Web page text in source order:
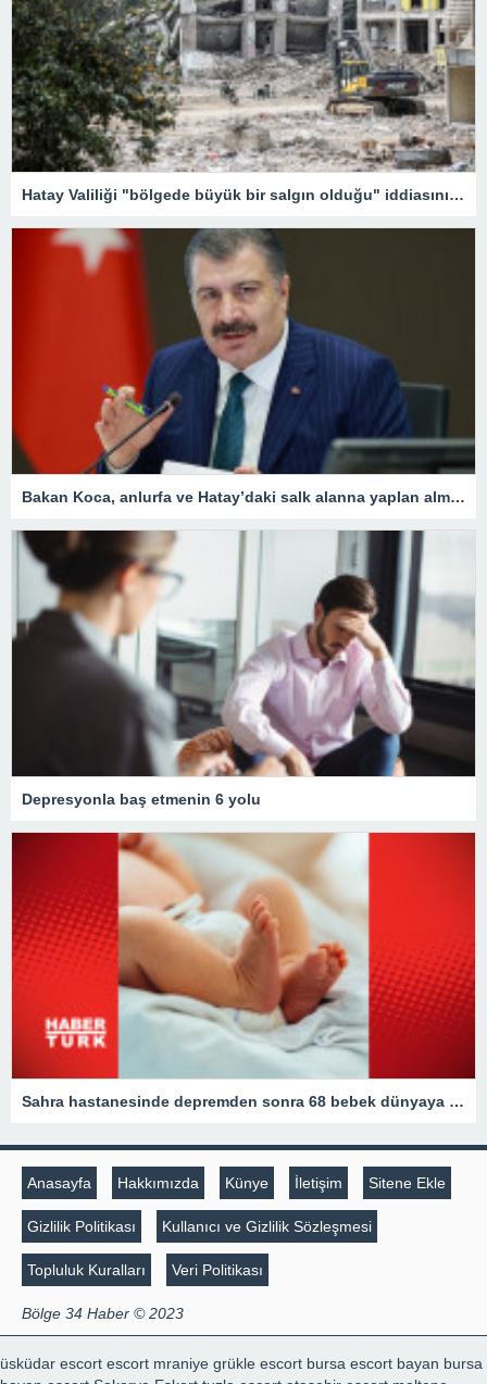
Hatay Valiliği "bölgede büyük bir salgın olduğu" iddiasını yalanladı
Bakan Koca, anlurfa ve Hatay’daki salk alanna yaplan almalar aklad
Depresyonla baş etmenin 6 yolu
Sahra hastanesinde depremden sonra 68 bebek dünyaya geldi
Anasayfa Hakkımızda Künye İletişim Sitene Ekle
Gizlilik Politikası Kullanıcı ve Gizlilik Sözleşmesi
Topluluk Kuralları Veri Politikası
Bölge 34 Haber © 2023
üsküdar escort escort mraniye grükle escort bursa escort bayan bursa